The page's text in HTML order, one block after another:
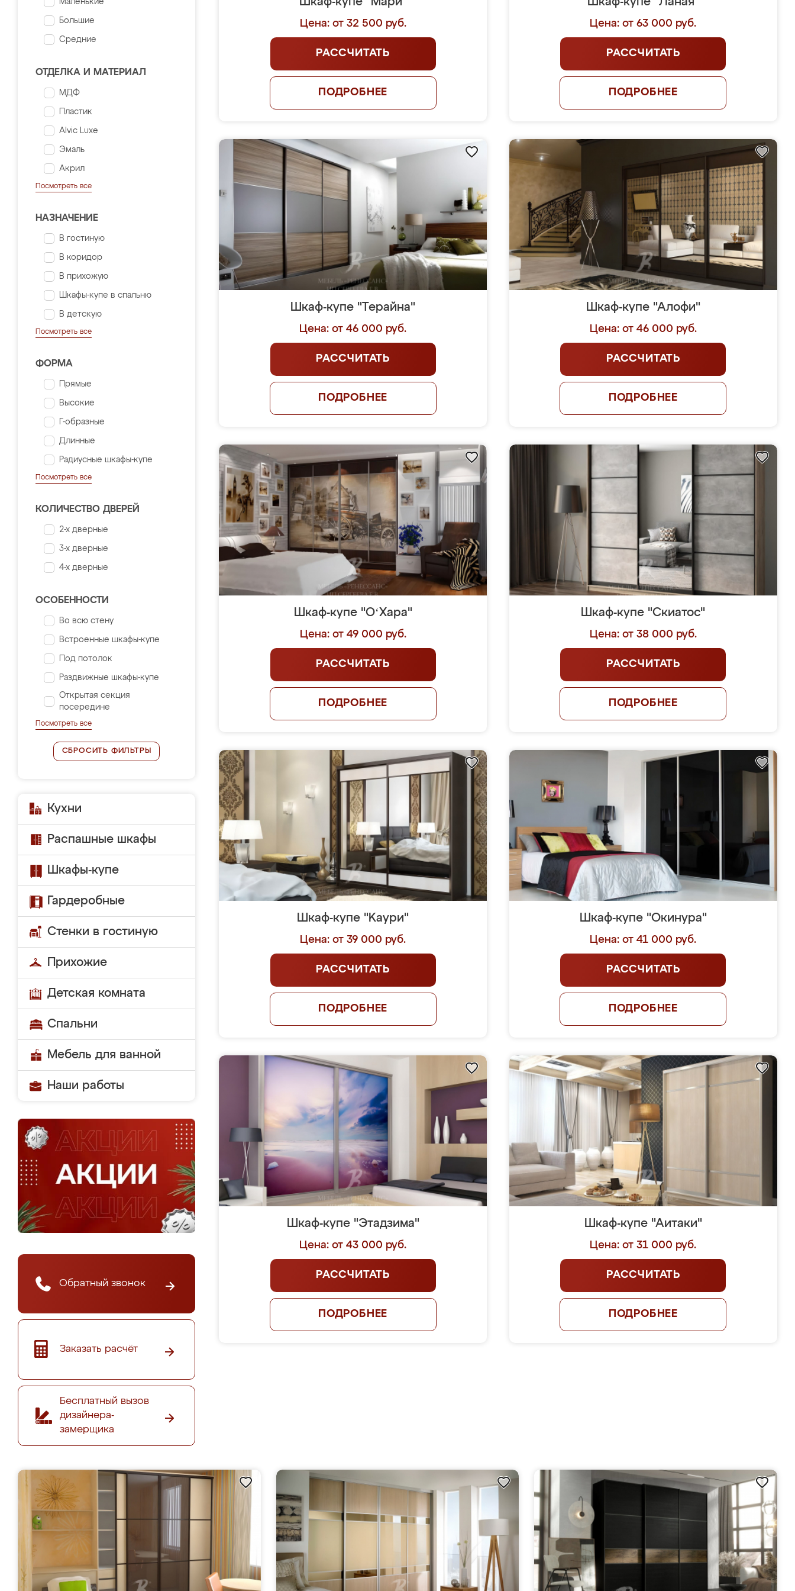
Маленькие
Большие
Средние
ОТДЕЛКА И МАТЕРИАЛ
МДФ
Пластик
Alvic Luxe
Эмаль
Акрил
Посмотреть все
НАЗНАЧЕНИЕ
В гостиную
В коридор
В прихожую
Шкафы-купе в спальню
В детскую
Посмотреть все
ФОРМА
Прямые
Высокие
Г-образные
Длинные
Радиусные шкафы-купе
Посмотреть все
КОЛИЧЕСТВО ДВЕРЕЙ
2-х дверные
3-х дверные
4-х дверные
ОСОБЕННОСТИ
Во всю стену
Встроенные шкафы-купе
Под потолок
Раздвижные шкафы-купе
Открытая секция
посередине
Посмотреть все
СБРОСИТЬ ФИЛЬТРЫ
Кухни
Распашные шкафы
Шкафы-купе
Гардеробные
Стенки в гостиную
Прихожие
Детская комната
Спальни
Мебель для ванной
Наши работы
Обратный звонок
Заказать расчёт
Бесплатный вызов
дизайнера-
замерщика
Цена: от 32 500 руб.
РАССЧИТАТЬ
ПОДРОБНЕЕ
Цена: от 63 000 руб.
РАССЧИТАТЬ
ПОДРОБНЕЕ
Шкаф-купе "Терайна"
Цена: от 46 000 руб.
РАССЧИТАТЬ
ПОДРОБНЕЕ
Шкаф-купе "Алофи"
Цена: от 46 000 руб.
РАССЧИТАТЬ
ПОДРОБНЕЕ
Шкаф-купе "OʻХара"
Цена: от 49 000 руб.
РАССЧИТАТЬ
ПОДРОБНЕЕ
Шкаф-купе "Скиатос"
Цена: от 38 000 руб.
РАССЧИТАТЬ
ПОДРОБНЕЕ
Шкаф-купе "Kaури"
Цена: от 39 000 руб.
РАССЧИТАТЬ
ПОДРОБНЕЕ
Шкаф-купе "Окинура"
Цена: от 41 000 руб.
РАССЧИТАТЬ
ПОДРОБНЕЕ
Шкаф-купе "Этадзима"
Цена: от 43 000 руб.
РАССЧИТАТЬ
ПОДРОБНЕЕ
Шкаф-купе "Аитаки"
Цена: от 31 000 руб.
РАССЧИТАТЬ
ПОДРОБНЕЕ